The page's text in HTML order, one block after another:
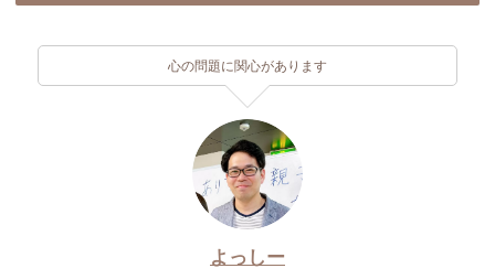
心の問題に関心があります
よっしー